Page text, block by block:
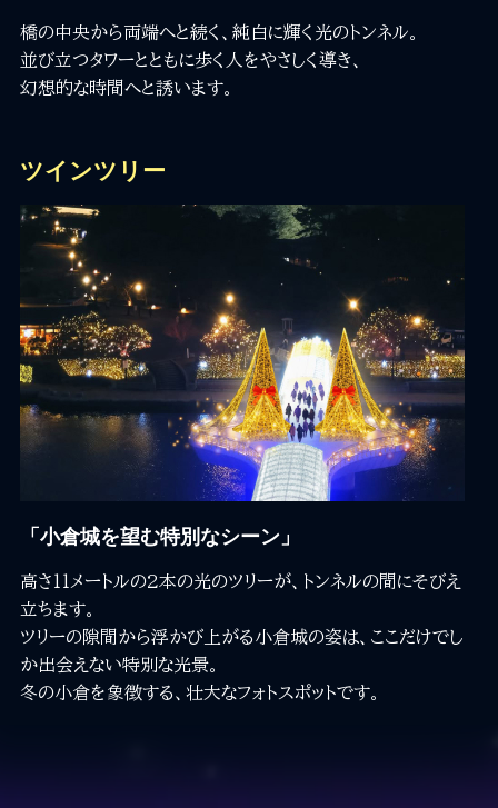
橋の中央から両端へと続く、純白に輝く光のトンネル。
並び立つタワーとともに歩く人をやさしく導き、
幻想的な時間へと誘います。
ツインツリー
「小倉城を望む特別なシーン」
高さ11メートルの2本の光のツリーが、トンネルの間にそびえ
立ちます。
ツリーの隙間から浮かび上がる小倉城の姿は、ここだけでし
か出会えない特別な光景。
冬の小倉を象徴する、壮大なフォトスポットです。